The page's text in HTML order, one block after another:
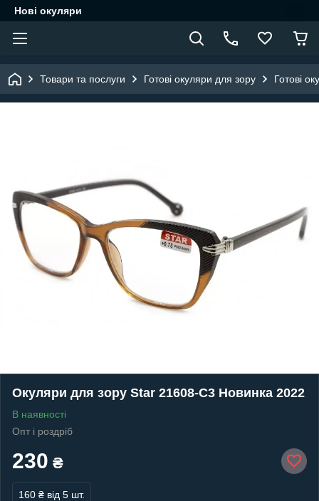
Нові окуляри
Товари та послуги Готові окуляри для зору Готові
Окуляри для зору Star 21608-C3 Новинка 2022
В наявності
Опт і роздріб
230 ₴
160 ₴ від 5 шт.